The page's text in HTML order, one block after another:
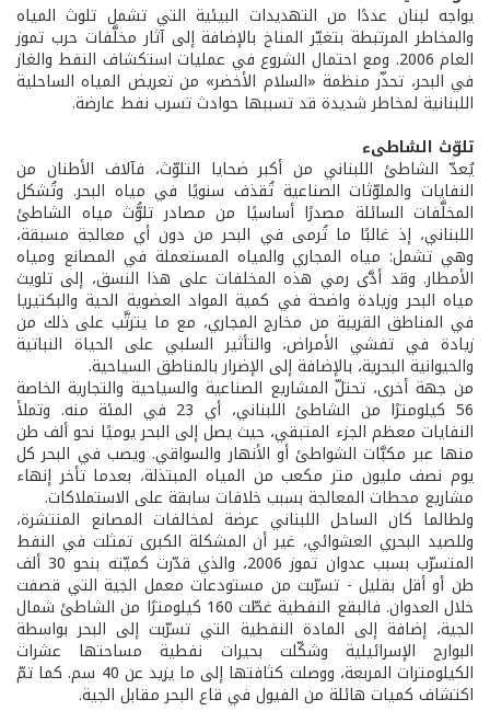
يواجه لبنان عددًا من التهديدات البيئية التي تشمل تلوث المياه
والمخاطر المرتبطة بتغيّر المناخ بالإضافة إلى آثار مخلَّفات حرب تموز
العام 2006. ومع احتمال الشروع في عمليات استكشاف النفط والغاز
في البحر، تحذّر منظمة «السلام الأخضر» من تعريض المياه الساحلية
اللبنانية لمخاطر شديدة قد تسببها حوادث تسرب نفط عارضة.
تلوّث الشاطىء
يُعدّ الشاطئ اللبناني من أكبر ضحايا التلوّث، فآلاف الأطنان من
النفايات والملوّثات الصناعية تُقذف سنويًا في مياه البحر. وتُشكل
المخلَّفات السائلة مصدرًا أساسيًا من مصادر تلوُّث مياه الشاطئ
اللبناني، إذ غالبًا ما تُرمى في البحر من دون أي معالجة مسبقة،
وهي تشمل: مياه المجاري والمياه المستعملة في المصانع ومياه
الأمطار. وقد أدَّى رمي هذه المخلفات على هذا النسق، إلى تلويث
مياه البحر وزيادة واضحة في كمية المواد العضوية الحية والبكتيريا
في المناطق القريبة من مخارج المجاري، مع ما يترتَّب على ذلك من
زيادة في تفشي الأمراض، والتأثير السلبي على الحياة النباتية
والحيوانية البحرية، بالإضافة إلى الإضرار بالمناطق السياحية.
من جهة أخرى، تحتلّ المشاريع الصناعية والسياحية والتجارية الخاصة
56 كيلومترًا من الشاطئ اللبناني، أي 23 في المئة منه. وتملأ
النفايات معظم الجزء المتبقي، حيث يصل إلى البحر يوميًا نحو ألف طن
منها عبر مكبَّات الشواطئ أو الأنهار والسواقي. ويصب في البحر كل
يوم نصف مليون متر مكعب من المياه المبتذلة، بعدما تأخر إنهاء
مشاريع محطات المعالجة بسبب خلافات سابقة على الاستملاكات.
ولطالما كان الساحل اللبناني عرضة لمخالفات المصانع المنتشرة،
وللصيد البحري العشوائي، غير أن المشكلة الكبرى تمثلت في النفط
المتسرّب بسبب عدوان تموز 2006، والذي قدّرت كميّته بنحو 30 ألف
طن أو أقل بقليل - تسرّبت من مستودعات معمل الجية التي قصفت
خلال العدوان. فالبقع النفطية غطّت 160 كيلومترًا من الشاطئ شمال
الجية، إضافة إلى المادة النفطية التي تسرّبت إلى البحر بواسطة
البوارج الإسرائيلية وشكّلت بحيرات نفطية مساحتها عشرات
الكيلومترات المربعة، ووصلت كثافتها إلى ما يزيد عن 40 سم. كما تمّ
اكتشاف كميات هائلة من الفيول في قاع البحر مقابل الجية.